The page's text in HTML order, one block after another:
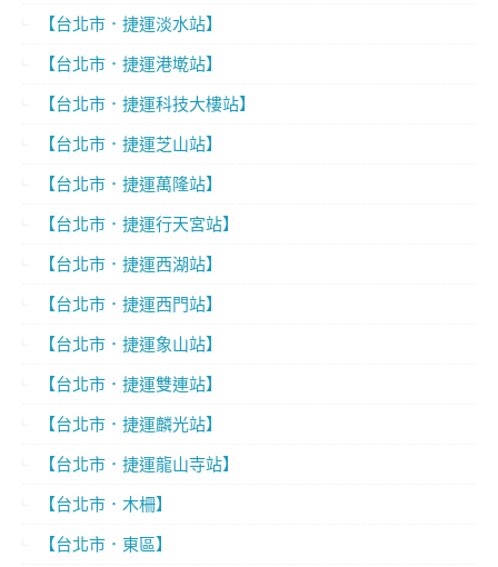
【台北市．捷運淡水站】
【台北市．捷運港墘站】
【台北市．捷運科技大樓站】
【台北市．捷運芝山站】
【台北市．捷運萬隆站】
【台北市．捷運行天宮站】
【台北市．捷運西湖站】
【台北市．捷運西門站】
【台北市．捷運象山站】
【台北市．捷運雙連站】
【台北市．捷運麟光站】
【台北市．捷運龍山寺站】
【台北市．木柵】
【台北市．東區】